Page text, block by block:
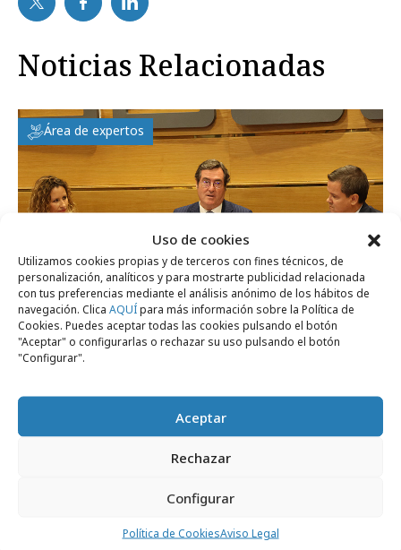
Uso de cookies
Utilizamos cookies propias y de terceros con fines técnicos, de
personalización, analíticos y para mostrarte publicidad relacionada
con tus preferencias mediante el análisis anónimo de los hábitos de
navegación. Clica AQUÍpara más información sobre la Política de
Cookies. Puedes aceptar todas las cookies pulsando el botón
"Aceptar" o configurarlas o rechazar su uso pulsando el botón
"Configurar".
Aceptar
Rechazar
Configurar
Política de CookiesAviso Legal
Noticias Relacionadas
Área de expertos
miércoles, 22 de julio 2026
La sostenibilidad en Iberoamérica: más
regulación, nuevos desafíos